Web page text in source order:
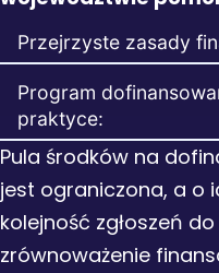
Przejrzyste zasady
Program
praktyce:
Pula środków na
jest ograniczona, a o
kolejność zgłoszeń
zrównoważenie